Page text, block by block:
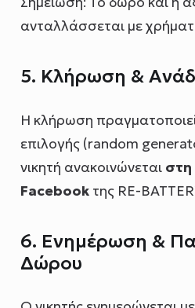
ανταλλάσσεται με
5. Κλήρωση &
Η κλήρωση
επιλογής (random
νικητή ανακοινώνεται στη
Facebook της RE-
6. Ενημέρωση &
Δώρου